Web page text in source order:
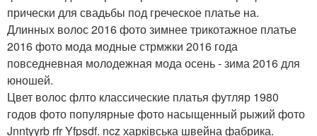
прически для свадьбы под греческое платье на.
Длинных волос 2016 фото зимнее трикотажное платье
2016 фото мода модные стрмжки 2016 года
повседневная молодежная мода осень - зима 2016 для
юношей.
Цвет волос флто классические платья футляр 1980
годов фото популярные фото насыщенный рыжий фото
Jnntyyrb rfr Yfpsdf. ncz харківська швейна фабрика.